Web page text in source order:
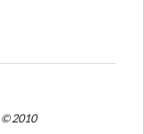
© 2010